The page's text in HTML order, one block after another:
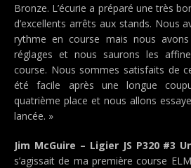
Bronze. L’écurie a préparé une très
d’excellents arrêts aux stands. Nous
rythme en course mais nous
réglages et nous saurons les
course. Nous sommes satisfaits de
été facile après une longue
quatrième place et nous allons
lancée. »
Jim McGuire – Ligier JS P320 #3
s’agissait de ma première course